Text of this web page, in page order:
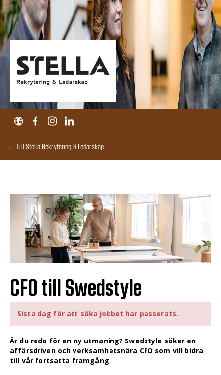
← Till Stella Rekrytering & Ledarskap
CFO till Swedstyle
Sista dag för att söka jobbet har passerats.
Är du redo för en ny utmaning? Swedstyle söker en
affärsdriven och verksamhetsnära CFO som vill bidra
till vår fortsatta framgång.